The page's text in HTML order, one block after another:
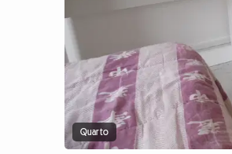
Quarto